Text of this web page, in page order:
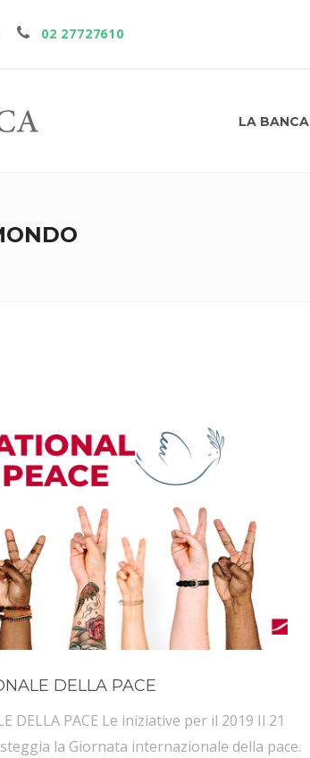
02 27727610
LA BANCA
DELLA PACE
DELLA PACE Le iniziative per il 2019 Il 21
la Giornata internazionale della pace.